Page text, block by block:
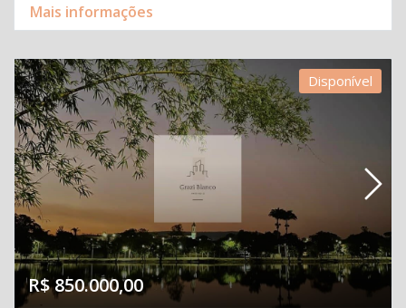
Mais informações
Disponível
R$ 850.000,00